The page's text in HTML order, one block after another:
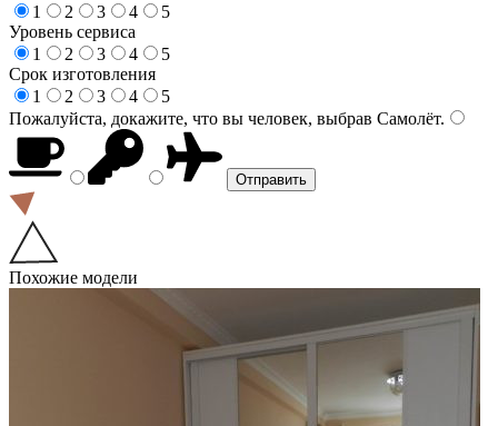
1
2 3 4
5
Уровень сервиса
1
2 3 4
5
Срок изготовления
1
2 3 4
5
Пожалуйста, докажите, что вы человек, выбрав Самолёт.
Похожие модели